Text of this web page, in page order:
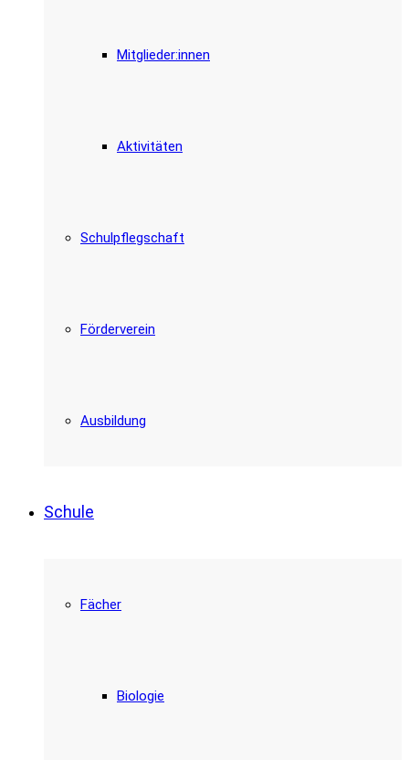
Mitglieder:innen
Aktivitäten
Schulpflegschaft
Förderverein
Ausbildung
Schule
Fächer
Biologie